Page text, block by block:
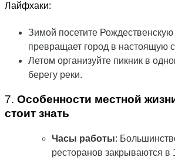
Лайфхаки:
Зимой посетите Рождественскую
превращает город в настоящую
Летом организуйте пикник в
берегу реки.
7. Особенности местной
стоит знать
Часы работы:
ресторанов закрываются в